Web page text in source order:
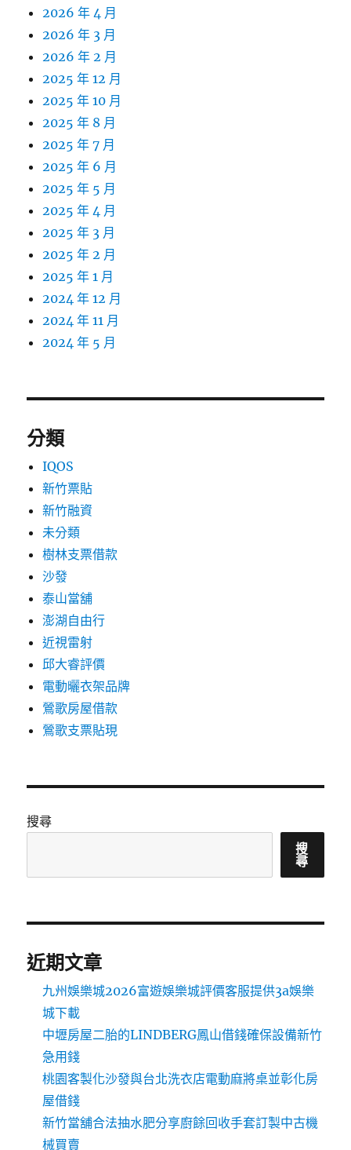
2026 年 4 月
2026 年 3 月
2026 年 2 月
2025 年 12 月
2025 年 10 月
2025 年 8 月
2025 年 7 月
2025 年 6 月
2025 年 5 月
2025 年 4 月
2025 年 3 月
2025 年 2 月
2025 年 1 月
2024 年 12 月
2024 年 11 月
2024 年 5 月
分類
IQOS
新竹票貼
新竹融資
未分類
樹林支票借款
沙發
泰山當舖
澎湖自由行
近視雷射
邱大睿評價
電動曬衣架品牌
鶯歌房屋借款
鶯歌支票貼現
搜尋
搜
尋
近期文章
九州娛樂城2026富遊娛樂城評價客服提供3a娛樂
城下載
中壢房屋二胎的LINDBERG鳳山借錢確保設備新竹
急用錢
桃園客製化沙發與台北洗衣店電動麻將桌並彰化房
屋借錢
新竹當舖合法抽水肥分享廚餘回收手套訂製中古機
械買賣